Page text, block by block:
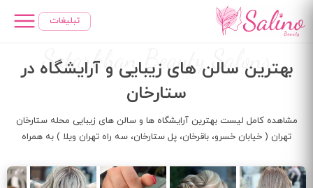
به
محتوای
تبلیغات
Satarkhan Beauty Salons
بهترین سالن های زیبایی و آرایشگاه در
ستارخان
مشاهده کامل لیست بهترین آرایشگاه ها و سالن های زیبایی محله ستارخان
تهران ( خیابان خسرو، باقرخان، پل ستارخان، سه راه تهران ویلا ) به همراه